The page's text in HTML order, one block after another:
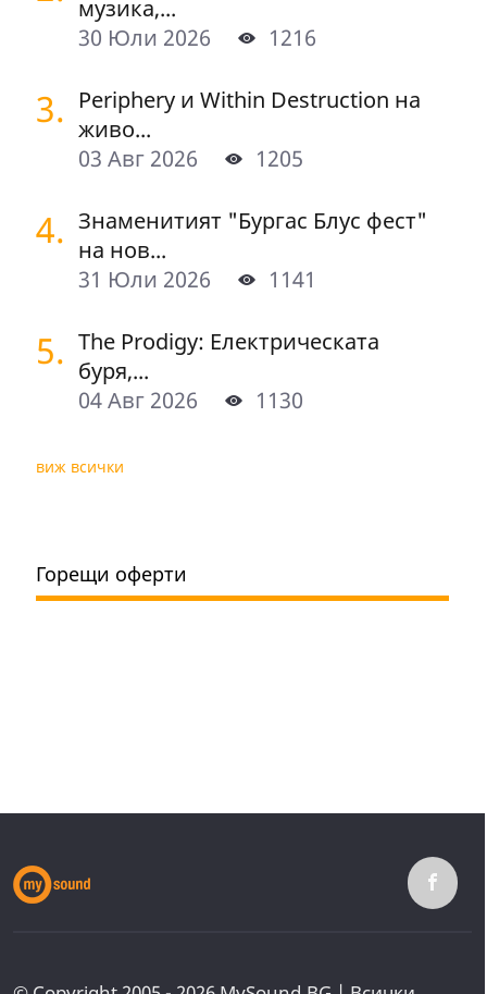
музика,...
30 Юли 2026
1216
3. Periphery и Within Destruction на
живо...
03 Авг 2026
1205
4. Знаменитият "Бургас Блус фест"
на нов...
31 Юли 2026
1141
5. The Prodigy: Електрическата
буря,...
04 Авг 2026
1130
виж всички
Горещи оферти